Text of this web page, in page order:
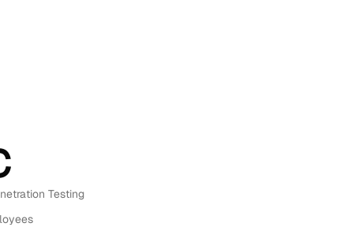
Testing